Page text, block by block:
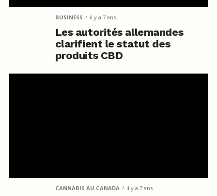
BUSINESS il y a 7 ans
Les autorités allemandes
clarifient le statut des
produits CBD
CANNABIS AU CANADA il y a 7 ans